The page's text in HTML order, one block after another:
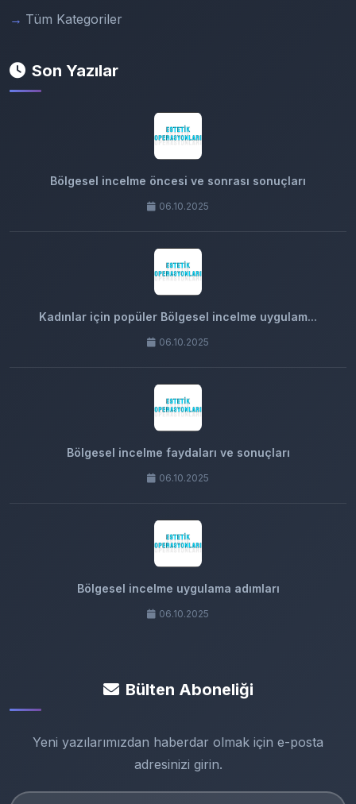
Tüm Kategoriler
Son Yazılar
Bölgesel incelme öncesi ve sonrası sonuçları
06.10.2025
Kadınlar için popüler Bölgesel incelme uygulam...
06.10.2025
Bölgesel incelme faydaları ve sonuçları
06.10.2025
Bölgesel incelme uygulama adımları
06.10.2025
Bülten Aboneliği
Yeni yazılarımızdan haberdar olmak için e-posta
adresinizi girin.